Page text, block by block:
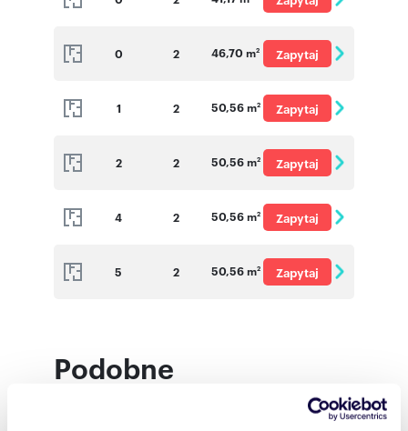
0 2 46,70 m2
Zapytaj
1 2 50,56 m2
Zapytaj
2 2 50,56 m2
Zapytaj
4 2 50,56 m2
Zapytaj
5 2 50,56 m2
Zapytaj
Podobne